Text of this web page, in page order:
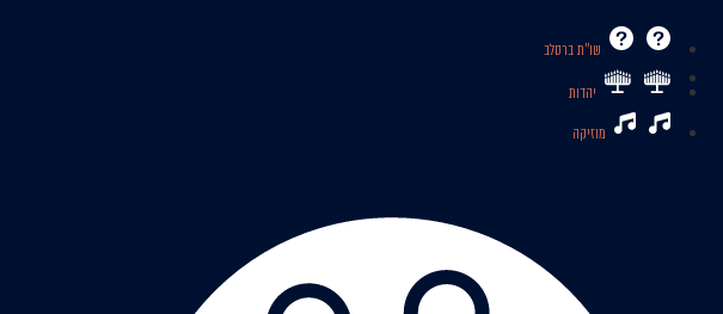
שו’’ת ברסלב
יהדות
מוזיקה